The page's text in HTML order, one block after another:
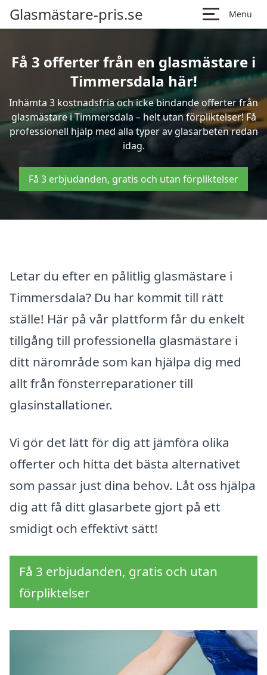
Glasmästare-pris.se Menu
Få 3 offerter från en glasmästare i
Timmersdala här!
Inhämta 3 kostnadsfria och icke bindande offerter från
glasmästare i Timmersdala – helt utan förpliktelser! Få
professionell hjälp med alla typer av glasarbeten redan
idag.
Få 3 erbjudanden, gratis och utan förpliktelser
Letar du efter en pålitlig glasmästare i
Timmersdala? Du har kommit till rätt
ställe! Här på vår plattform får du enkelt
tillgång till professionella glasmästare i
ditt närområde som kan hjälpa dig med
allt från fönsterreparationer till
glasinstallationer.
Vi gör det lätt för dig att jämföra olika
offerter och hitta det bästa alternativet
som passar just dina behov. Låt oss hjälpa
dig att få ditt glasarbete gjort på ett
smidigt och effektivt sätt!
Få 3 erbjudanden, gratis och utan
förpliktelser